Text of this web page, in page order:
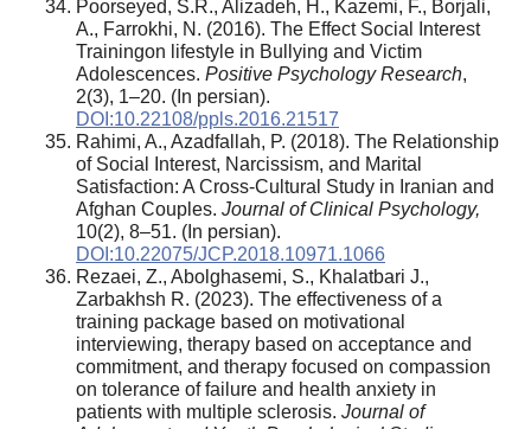
Poorseyed, S.R., Alizadeh, H., Kazemi, F., Borjali,
A., Farrokhi, N. (2016). The Effect Social Interest
Trainingon lifestyle in Bullying and Victim
Adolescences. Positive Psychology Research,
2(3), 1–20. (In persian).
DOI:10.22108/ppls.2016.21517
Rahimi, A., Azadfallah, P. (2018). The Relationship
of Social Interest, Narcissism, and Marital
Satisfaction: A Cross-Cultural Study in Iranian and
Afghan Couples. Journal of Clinical Psychology,
10(2), 8–51. (In persian).
DOI:10.22075/JCP.2018.10971.1066
Rezaei, Z., Abolghasemi, S., Khalatbari J.,
Zarbakhsh R. (2023). The effectiveness of a
training package based on motivational
interviewing, therapy based on acceptance and
commitment, and therapy focused on compassion
on tolerance of failure and health anxiety in
patients with multiple sclerosis. Journal of